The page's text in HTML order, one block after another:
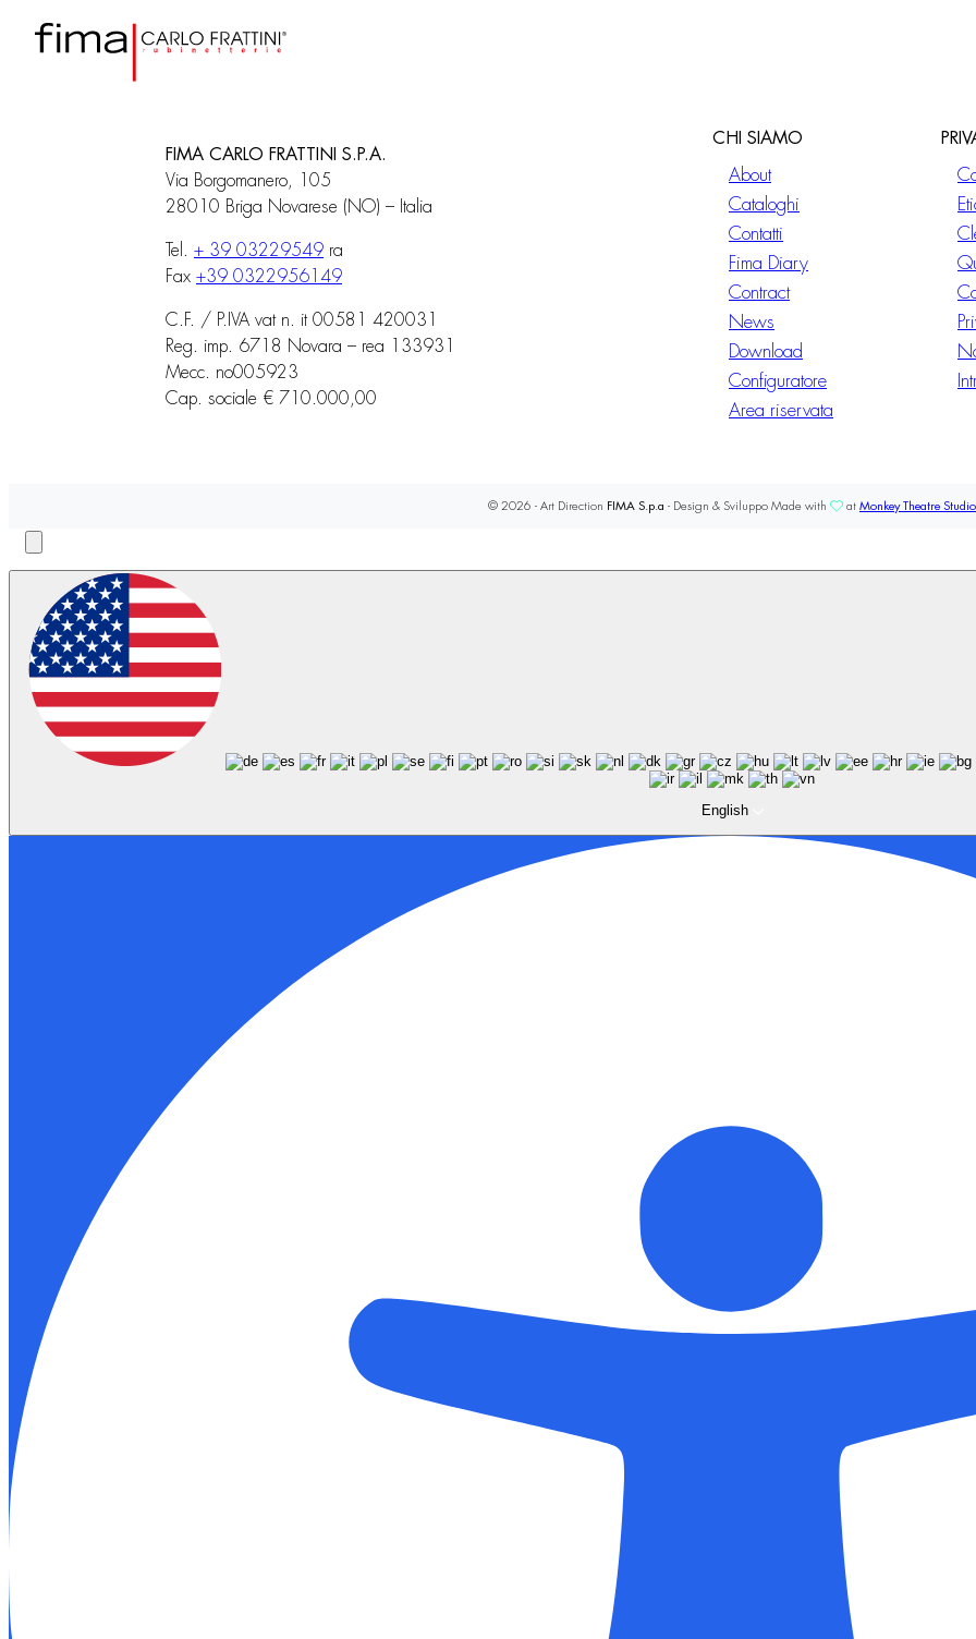
FIMA CARLO FRATTINI S.P.A.
Via Borgomanero, 105
28010 Briga Novarese (NO) – Italia
Tel. + 39 03229549 ra
Fax +39 0322956149
C.F. / P.IVA vat n. it 00581 420031
Reg. imp. 6718 Novara – rea 133931
Mecc. no005923
Cap. sociale € 710.000,00
CHI SIAMO
About
Cataloghi
Contatti
Fima Diary
Contract
News
Download
Configuratore
Area riservata
© 2026 - Art Direction FIMA S.p.a - Design & Sviluppo Made with at Monkey Theatre Studio
English